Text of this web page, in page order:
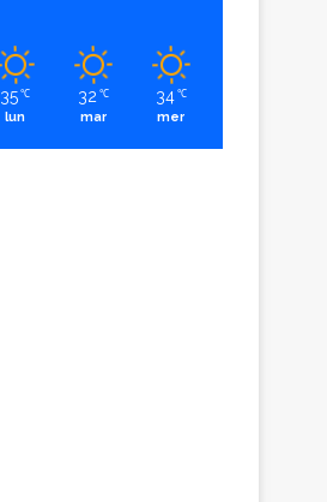
35 ℃
lun
32 ℃
mar
34 ℃
mer